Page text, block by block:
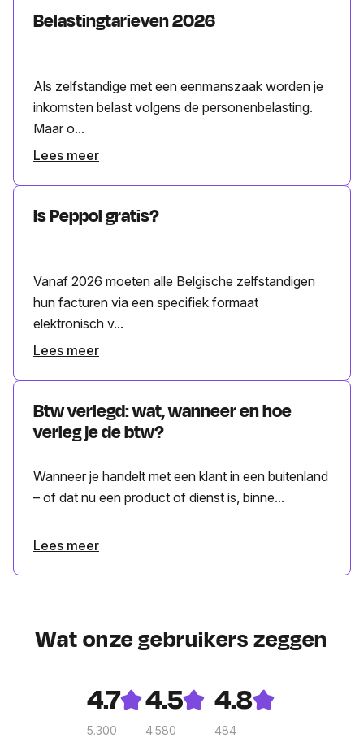
Belastingtarieven 2026
Als zelfstandige met een eenmanszaak worden je
inkomsten belast volgens de personenbelasting.
Maar o...
Lees meer
Is Peppol gratis?
Vanaf 2026 moeten alle Belgische zelfstandigen
hun facturen via een specifiek formaat
elektronisch v...
Lees meer
Btw verlegd: wat, wanneer en hoe
verleg je de btw?
Wanneer je handelt met een klant in een buitenland
– of dat nu een product of dienst is, binne...
Lees meer
Wat onze gebruikers zeggen
4.7
5.300
4.5
4.580
4.8
484